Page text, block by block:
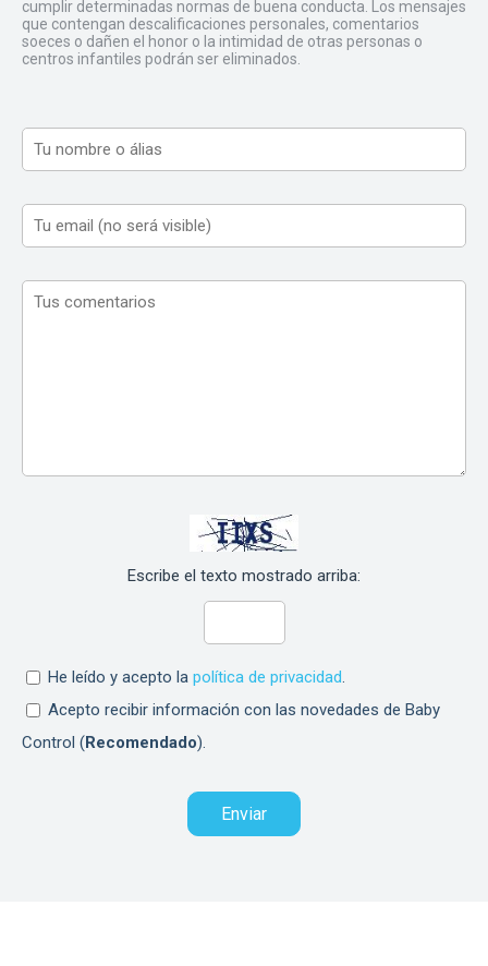
cumplir determinadas normas de buena conducta. Los mensajes
que contengan descalificaciones personales, comentarios
soeces o dañen el honor o la intimidad de otras personas o
centros infantiles podrán ser eliminados.
Escribe el texto mostrado arriba:
He leído y acepto la política de privacidad
Acepto recibir información con las novedades de Baby
Control (Recomendado).